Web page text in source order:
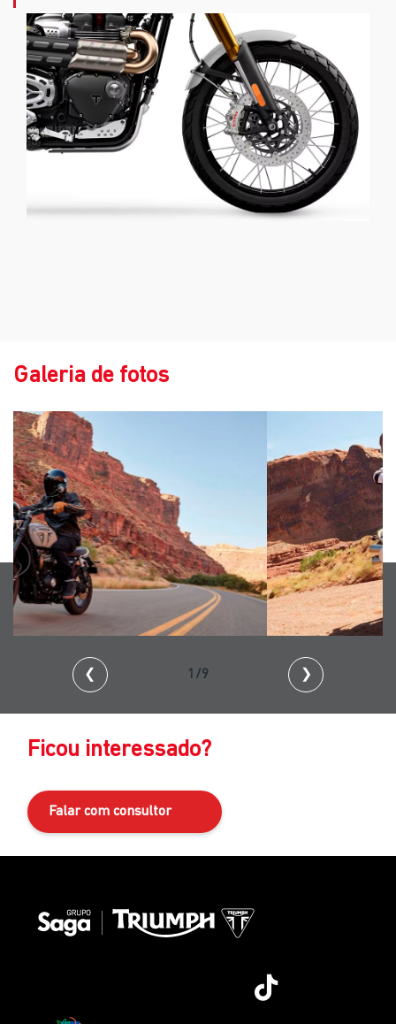
Galeria de fotos
❮ 2/9 ❯
Ficou interessado?
Falar com consultor